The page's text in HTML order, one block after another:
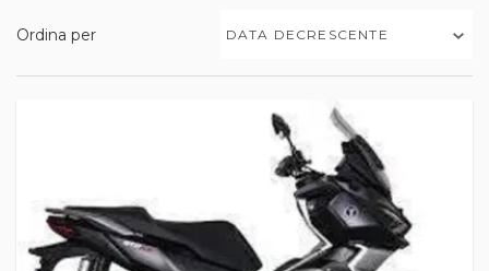
Ordina per DATA DECRESCENTE